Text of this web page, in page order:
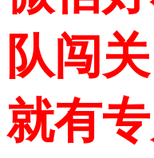
队闯
就有